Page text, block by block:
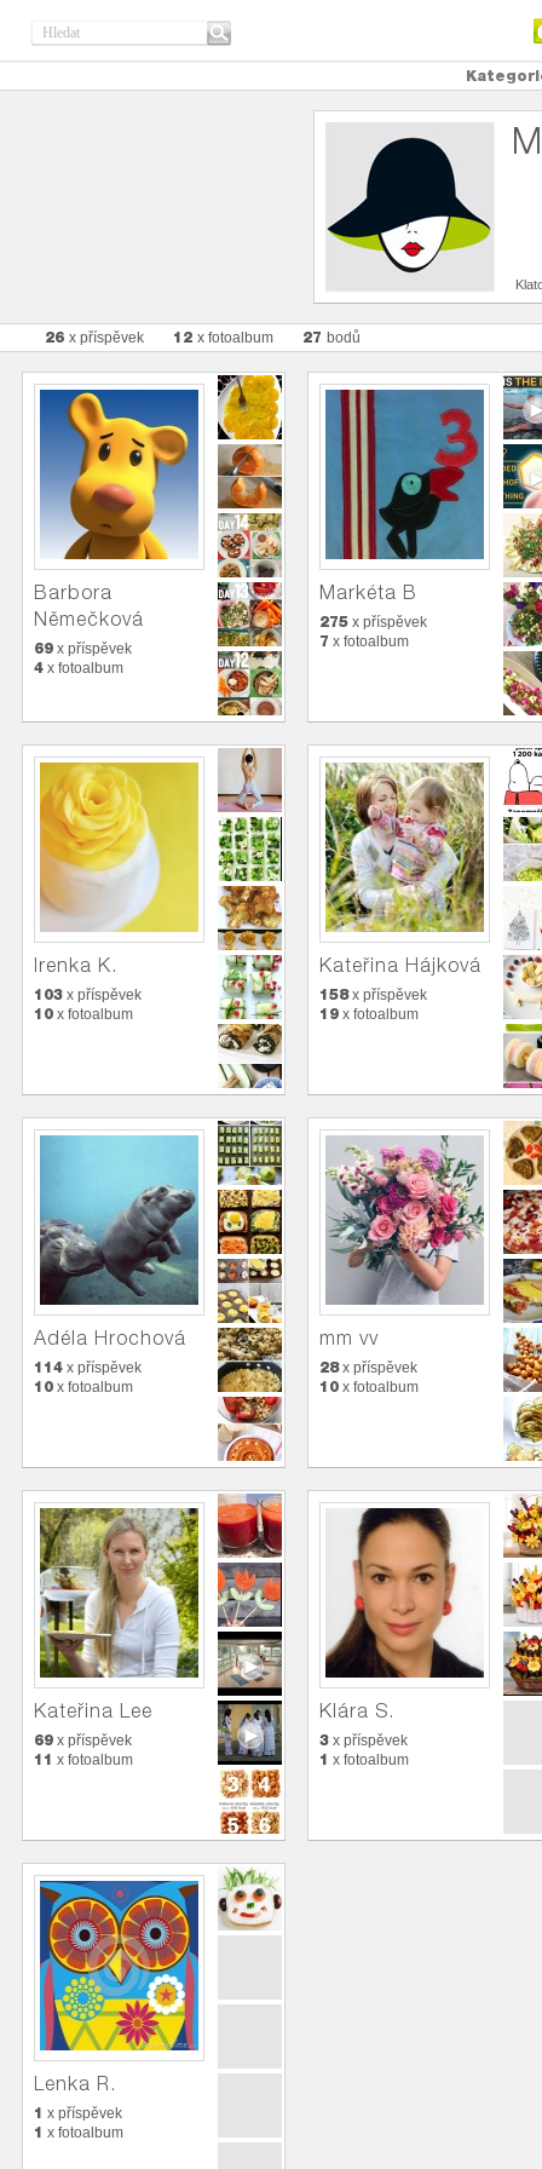
26 x příspěvek 12 x fotoalbum 27 bodů
Barbora
Němečková
69 x příspěvek
4 x fotoalbum
Markéta B
275 x příspěvek
7 x fotoalbum
Irenka K.
103 x příspěvek
10 x fotoalbum
Kateřina Hájková
158x příspěvek
19 x fotoalbum
Adéla Hrochová
114 x příspěvek
10 x fotoalbum
mm vv
28x příspěvek
10 x fotoalbum
Kateřina Lee
69 x příspěvek
11 x fotoalbum
Klára S.
3 x příspěvek
1 x fotoalbum
Lenka R.
1 x příspěvek
1 x fotoalbum